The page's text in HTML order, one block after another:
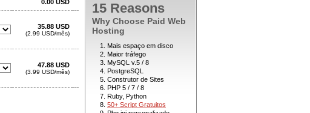
15 Reasons
Why Choose Paid Web
Hosting
Mais espaço em disco
Maior tráfego
MySQL v.5 / 8
PostgreSQL
Construtor de Sites
PHP 5 / 7 / 8
Ruby, Python
50+ Script Gratuitos